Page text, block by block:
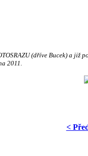
(dříve Bucek) a již
2011.
<